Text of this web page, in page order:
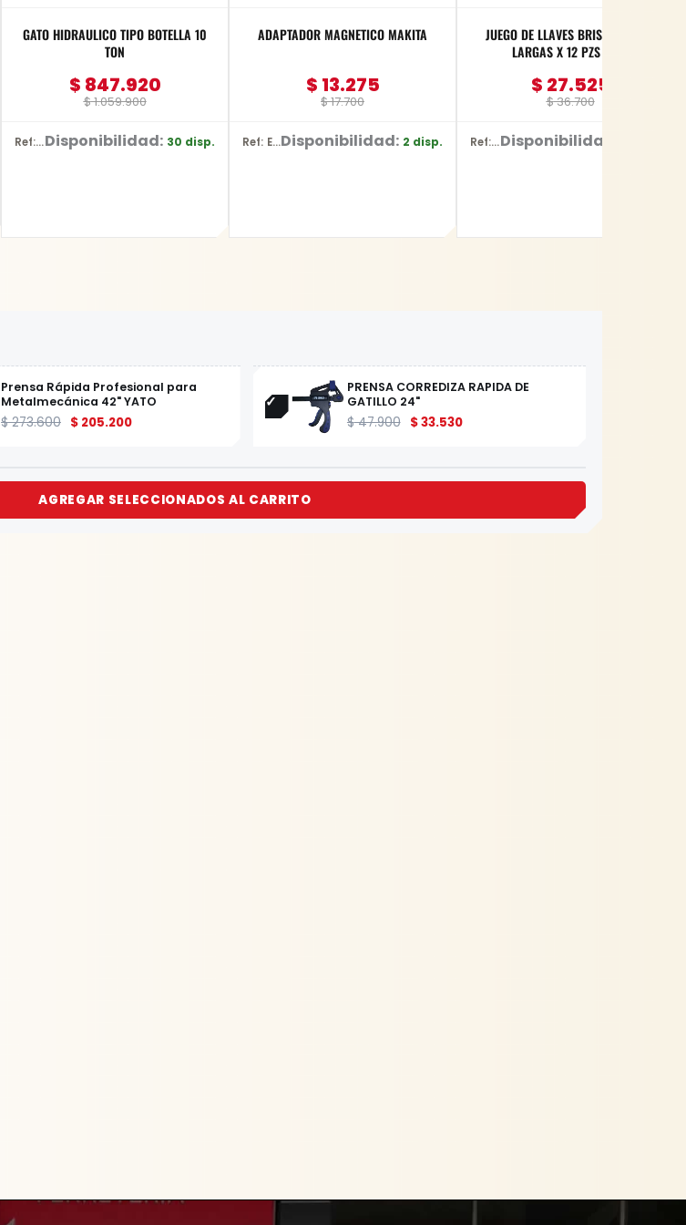
GATO HIDRAULICO TIPO BOTELLA 10
TON
$1.059.900
$ 847.920
Ref: BR10Disponibilidad: 30 disp.
ADAPTADOR MAGNETICO MAKITA
$17.700
$ 13.275
Ref: E-03442Disponibilidad: 2 disp.
JUEGO DE LLAVES BRISTOL EXTRA
LARGAS X 12 PZS YATO
$36.700
$ 27.525
Ref: YT-5836Disponibilidad:
Prensa Rápida Profesional para
Metalmecánica 42" YATO
$273.600 $205.200
PRENSA CORREDIZA RAPIDA DE
GATILLO 24"
$47.900 $33.530
AGREGAR SELECCIONADOS AL CARRITO